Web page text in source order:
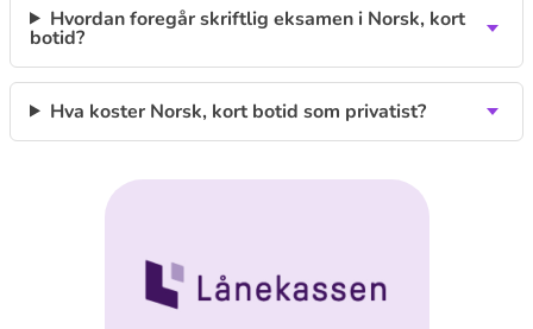
Hvordan foregår skriftlig eksamen i Norsk, kort
botid?
Hva koster Norsk, kort botid som privatist?